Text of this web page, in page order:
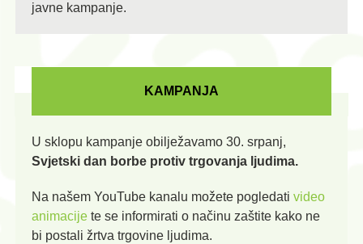
javne kampanje.
KAMPANJA
U sklopu kampanje obilježavamo 30. srpanj,
Svjetski dan borbe protiv trgovanja ljudima.
Na našem YouTube kanalu možete pogledativideo
animacije te se informirati o načinu zaštite kako ne
bi postali žrtva trgovine ljudima.